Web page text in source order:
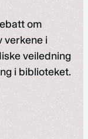
om
verkene i
veiledning
i biblioteket.